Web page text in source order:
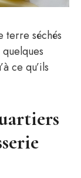
terre séchés
quelques
ce qu’ils